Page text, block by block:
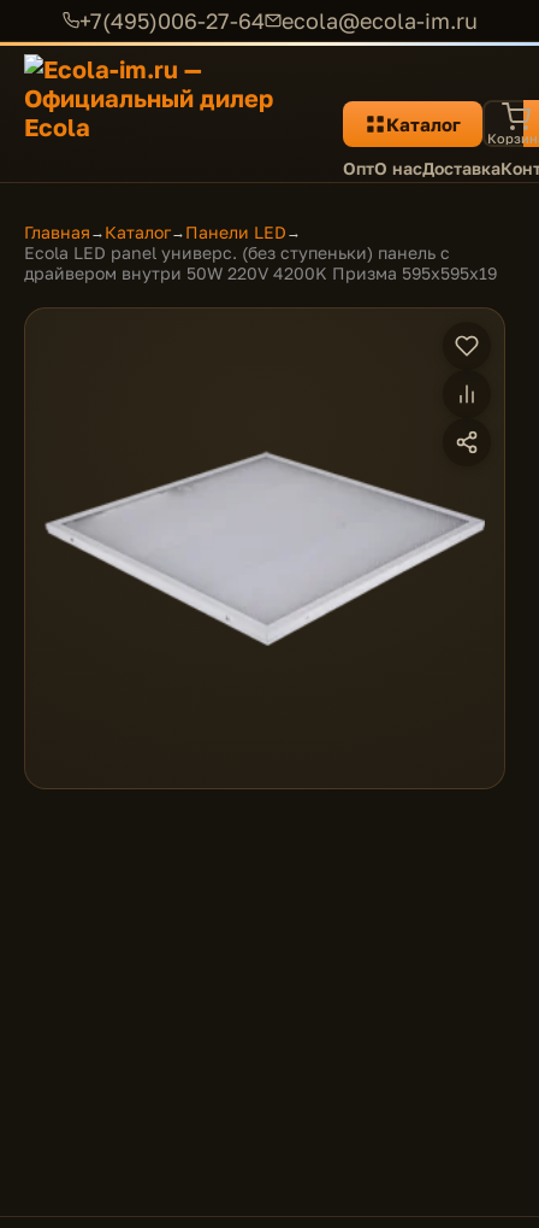
+7(495)006-27-64 ecola@ecola-im.ru
Каталог
ОптО насДоставка
Главная → Каталог→ Панели LED →
Ecola LED panel универс. (без ступеньки) панель с
драйвером внутри 50W 220V 4200K Призма 595x595x19